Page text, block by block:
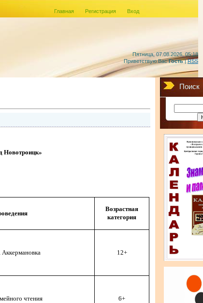
Пятница, 07.08.2026, 05:18
Приветствую Вас Гость|RSS
Главная Регистрация Вход
Новотроицк»
Возрастная
категория
Аккермановка 12+
чтения 6+
Поиск